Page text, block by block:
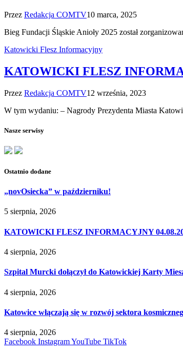
Przez Redakcja COMTV10 marca, 2025
Bieg Fundacji Śląskie Anioły 2025 został
Katowicki Flesz Informacyjny
KATOWICKI FLESZ
Przez Redakcja COMTV12 września, 2023
W tym wydaniu: – Nagrody Prezydenta Miasta
Nasze serwisy
Ostatnio dodane
„novOsiecka” w październiku!
5 sierpnia, 2026
KATOWICKI FLESZ INFORMACYJNY
4 sierpnia, 2026
Szpital Murcki dołączył do Katowickiej Karty
4 sierpnia, 2026
Katowice włączają się w rozwój sektora
4 sierpnia, 2026
Facebook InstagramYouTube TikTok